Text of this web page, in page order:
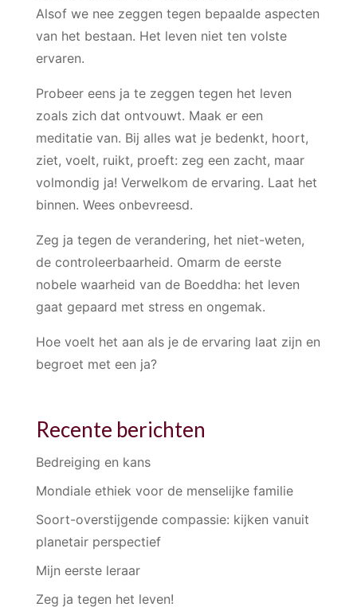
Alsof we nee zeggen tegen bepaalde aspecten
van het bestaan. Het leven niet ten volste
ervaren.
Probeer eens ja te zeggen tegen het leven
zoals zich dat ontvouwt. Maak er een
meditatie van. Bij alles wat je bedenkt, hoort,
ziet, voelt, ruikt, proeft: zeg een zacht, maar
volmondig ja! Verwelkom de ervaring. Laat het
binnen. Wees onbevreesd.
Zeg ja tegen de verandering, het niet-weten,
de controleerbaarheid. Omarm de eerste
nobele waarheid van de Boeddha: het leven
gaat gepaard met stress en ongemak.
Hoe voelt het aan als je de ervaring laat zijn en
begroet met een ja?
Recente berichten
Bedreiging en kans
Mondiale ethiek voor de menselijke familie
Soort-overstijgende compassie: kijken vanuit
planetair perspectief
Mijn eerste leraar
Zeg ja tegen het leven!